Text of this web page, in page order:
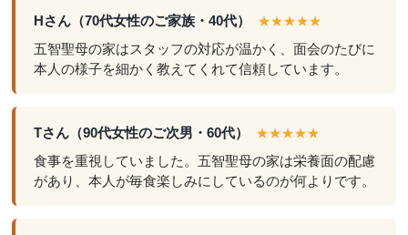
Hさん（70代女性のご家族・40代） ★★★★★
五智聖母の家はスタッフの対応が温かく、面会のたびに
本人の様子を細かく教えてくれて信頼しています。
Tさん（90代女性のご次男・60代） ★★★★★
食事を重視していました。五智聖母の家は栄養面の配慮
があり、本人が毎食楽しみにしているのが何よりです。